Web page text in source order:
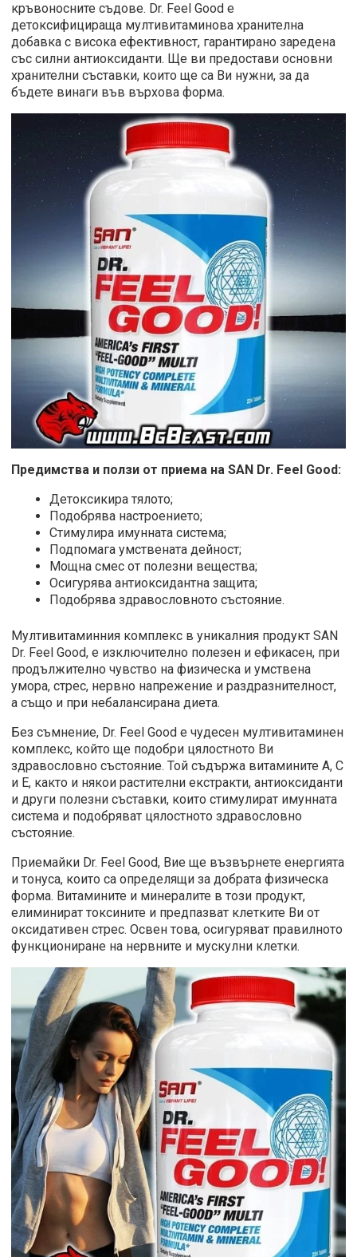
кръвоносните съдове. Dr. Feel Good е
детоксифицираща мултивитаминова хранителна
добавка с висока ефективност, гарантирано заредена
със силни антиоксиданти. Ще ви предостави основни
хранителни съставки, които ще са Ви нужни, за да
бъдете винаги във върхова форма.
Предимства и ползи от приема на SAN Dr. Feel Good:
Детоксикира тялото;
Подобрява настроението;
Стимулира имунната система;
Подпомага умствената дейност;
Мощна смес от полезни вещества;
Осигурява антиоксидантна защита;
Подобрява здравословното състояние.
Мултивитаминния комплекс в уникалния продукт SAN
Dr. Feel Good, е изключително полезен и ефикасен, при
продължително чувство на физическа и умствена
умора, стрес, нервно напрежение и раздразнителност,
а също и при небалансирана диета.
Без съмнение, Dr. Feel Good е чудесен мултивитаминен
комплекс, който ще подобри цялостното Ви
здравословно състояние. Той съдържа витамините А, С
и Е, както и някои растителни екстракти, антиоксиданти
и други полезни съставки, които стимулират имунната
система и подобряват цялостното здравословно
състояние.
Приемайки Dr. Feel Good, Вие ще възвърнете енергията
и тонуса, които са определящи за добрата физическа
форма. Витамините и минералите в този продукт,
елиминират токсините и предпазват клетките Ви от
оксидативен стрес. Освен това, осигуряват правилното
функциониране на нервните и мускулни клетки.